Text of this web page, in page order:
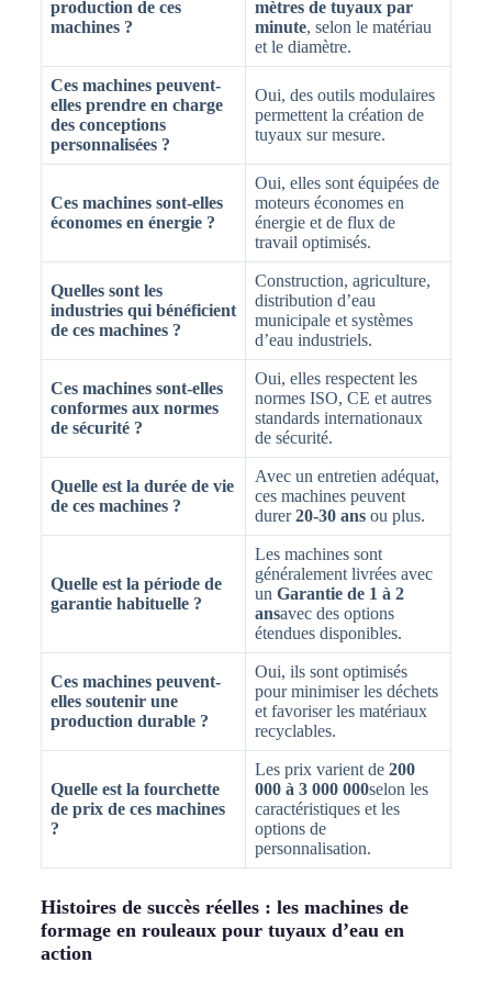
production de ces
machines ?
mètres de tuyaux par
minute, selon le matériau
et le diamètre.
Ces machines peuvent-
elles prendre en charge
des conceptions
personnalisées ?
Oui, des outils modulaires
permettent la création de
tuyaux sur mesure.
Ces machines sont-elles
économes en énergie ?
Oui, elles sont équipées de
moteurs économes en
énergie et de flux de
travail optimisés.
Quelles sont les
industries qui bénéficient
de ces machines ?
Construction, agriculture,
distribution d’eau
municipale et systèmes
d’eau industriels.
Ces machines sont-elles
conformes aux normes
de sécurité ?
Oui, elles respectent les
normes ISO, CE et autres
standards internationaux
de sécurité.
Quelle est la durée de vie
de ces machines ?
Avec un entretien adéquat,
ces machines peuvent
durer20-30 ansou plus.
Quelle est la période de
garantie habituelle ?
Les machines sont
généralement livrées avec
un Garantie de 1 à 2
ansavec des options
étendues disponibles.
Ces machines peuvent-
elles soutenir une
production durable ?
Oui, ils sont optimisés
pour minimiser les déchets
et favoriser les matériaux
recyclables.
Quelle est la fourchette
de prix de ces machines
?
Les prix varient de 200
000 à 3 000 000selon les
caractéristiques et les
options de
personnalisation.
Histoires de succès réelles : les machines de
formage en rouleaux pour tuyaux d’eau en
action